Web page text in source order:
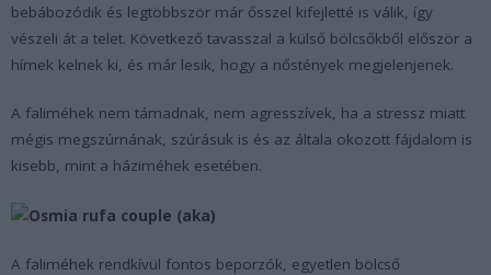
bebábozódik és legtöbbször már ősszel kifejletté is válik, így
vészeli át a telet. Következő tavasszal a külső bölcsőkből először a
hímek kelnek ki, és már lesik, hogy a nőstények megjelenjenek.
A faliméhek nem támadnak, nem agresszívek, ha a stressz miatt
mégis megszúrnának, szúrásuk is és az általa okozott fájdalom is
kisebb, mint a háziméhek esetében.
A faliméhek rendkívül fontos beporzók, egyetlen bölcső